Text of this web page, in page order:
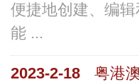
便捷地创建、编
能 ...
2023-2-18
粤港